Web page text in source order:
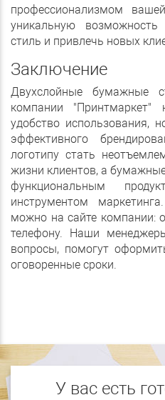
профессионализмом
уникальную
стиль и привлечь новых
Заключение
Двухслойные бумажные
компании "Принтмаркет"
удобство использования,
эффективного
логотипу стать
жизни клиентов, а
функциональным
инструментом
можно на сайте компании:
телефону. Наши
вопросы, помогут
оговоренные сроки.
У вас есть